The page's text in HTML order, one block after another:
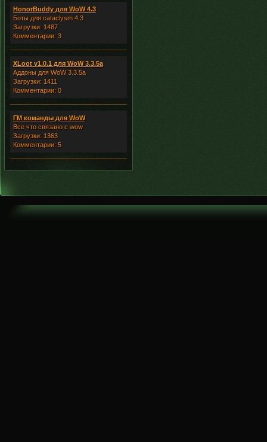
HonorBuddy для WoW 4.3
Боты для cataclysm 4.3
Загрузки: 1487
Комментарии: 3
XLoot v1.0.1 для WoW 3.3.5a
Аддоны для WoW 3.3.5a
Загрузки: 1411
Комментарии: 0
ГМ команды для WoW
Все что связано с wow
Загрузки: 1363
Комментарии: 5